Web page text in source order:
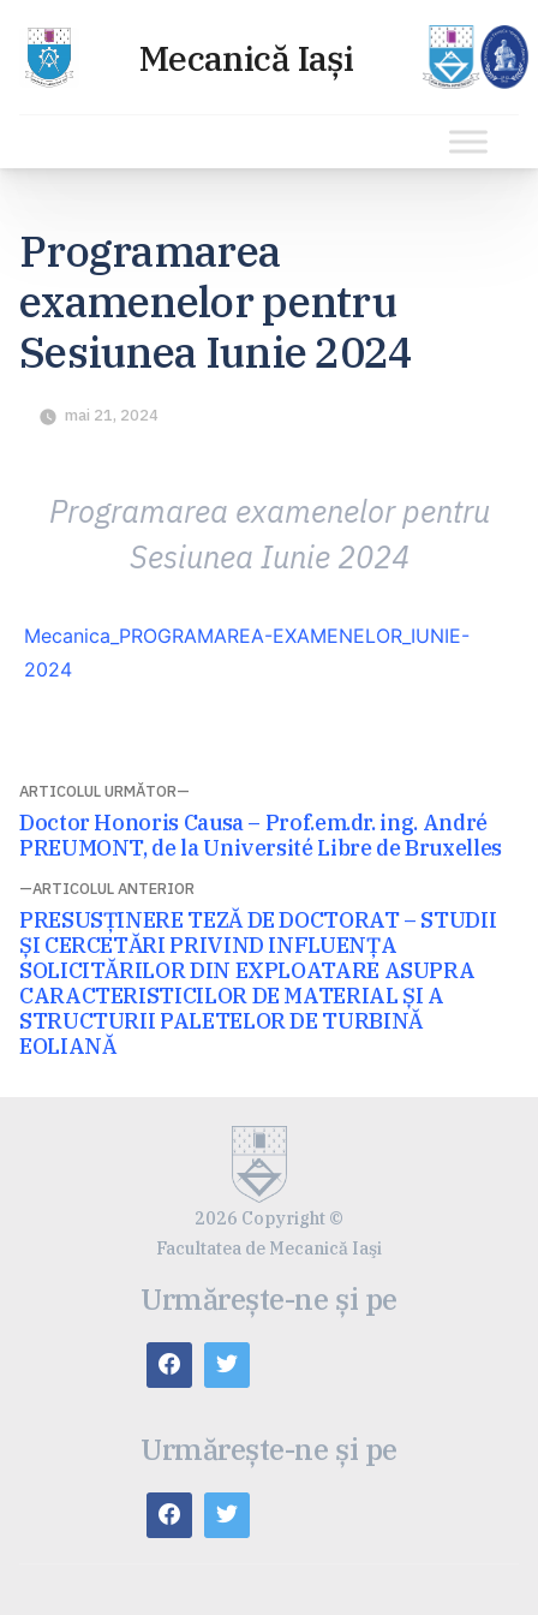
conținut
Programarea
examenelor pentru
Sesiunea Iunie 2024
mai 21, 2024
Programarea examenelor pentru
Sesiunea Iunie 2024
Mecanica_PROGRAMAREA-EXAMENELOR_IUNIE-
2024
Navigare
în
articole
ARTICOLUL ANTERIOR
Articolul
anterior:
PRESUSȚINERE TEZĂ DE DOCTORAT – STUDII
ȘI CERCETĂRI PRIVIND INFLUENȚA
SOLICITĂRILOR DIN EXPLOATARE ASUPRA
CARACTERISTICILOR DE MATERIAL ȘI A
STRUCTURII PALETELOR DE TURBINĂ
EOLIANĂ
ARTICOLUL URMĂTOR
Articolul
următor:
Doctor Honoris Causa – Prof.em.dr. ing. André
PREUMONT, de la Université Libre de Bruxelles
2026 Copyright ©
Facultatea de Mecanică Iaşi
Urmărește-ne și pe
Urmărește-ne și pe